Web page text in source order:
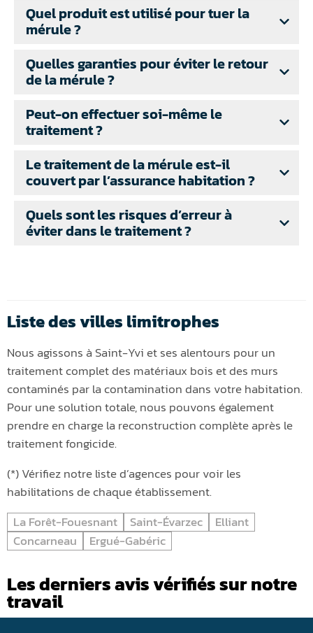
Quel produit est utilisé pour tuer la
mérule ?
Quelles garanties pour éviter le retour
de la mérule ?
Peut-on effectuer soi-même le
traitement ?
Le traitement de la mérule est-il
couvert par l’assurance habitation ?
Quels sont les risques d’erreur à
éviter dans le traitement ?
Liste des villes limitrophes
Nous agissons à Saint-Yvi et ses alentours pour un
traitement complet des matériaux bois et des murs
contaminés par la contamination dans votre habitation.
Pour une solution totale, nous pouvons également
prendre en charge la reconstruction complète après le
traitement fongicide.
(*) Vérifiez notre liste d’agences pour voir les
habilitations de chaque établissement.
La Forêt-Fouesnant
Saint-Évarzec
Elliant
Concarneau
Ergué-Gabéric
Les derniers avis vérifiés sur notre
travail